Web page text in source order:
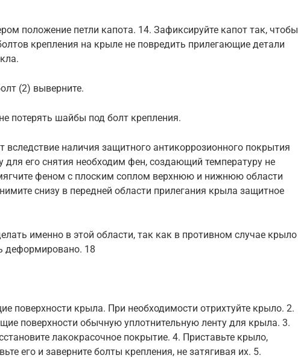
положение петли капота. 14. Зафиксируйте капот так, чтобы
крепления на крыле не повредить прилегающие детали
(2) выверните.
потерять шайбы под болт крепления.
вследствие наличия защитного антикоррозионного покрытия
его снятия необходим фен, создающий температуру не
феном с плоским соплом верхнюю и нижнюю области
снизу в передней области прилегания крыла защитное
именно в этой области, так как в противном случае крыло
деформировано. 18
поверхности крыла. При необходимости отрихтуйте крыло. 2.
поверхности обычную уплотнительную ленту для крыла. 3.
лакокрасочное покрытие. 4. Приставьте крыло,
его и заверните болты крепления, не затягивая их. 5.